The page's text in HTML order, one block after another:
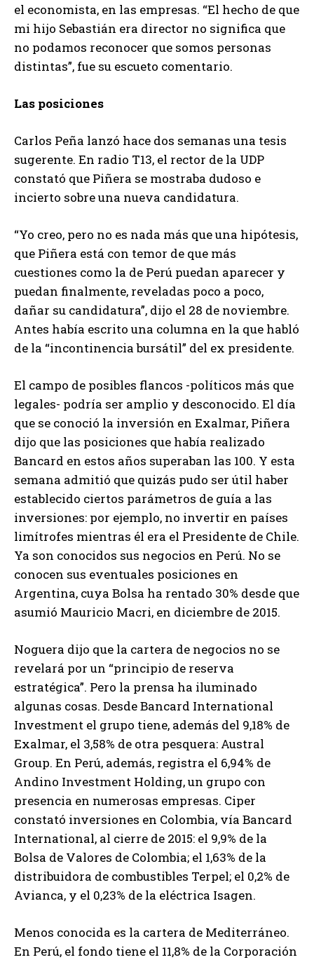
el economista, en las empresas. “El hecho de que
mi hijo Sebastián era director no significa que
no podamos reconocer que somos personas
distintas”, fue su escueto comentario.
Las posiciones
Carlos Peña lanzó hace dos semanas una tesis
sugerente. En radio T13, el rector de la UDP
constató que Piñera se mostraba dudoso e
incierto sobre una nueva candidatura.
“Yo creo, pero no es nada más que una hipótesis,
que Piñera está con temor de que más
cuestiones como la de Perú puedan aparecer y
puedan finalmente, reveladas poco a poco,
dañar su candidatura”, dijo el 28 de noviembre.
Antes había escrito una columna en la que habló
de la “incontinencia bursátil” del ex presidente.
El campo de posibles flancos -políticos más que
legales- podría ser amplio y desconocido. El día
que se conoció la inversión en Exalmar, Piñera
dijo que las posiciones que había realizado
Bancard en estos años superaban las 100. Y esta
semana admitió que quizás pudo ser útil haber
establecido ciertos parámetros de guía a las
inversiones: por ejemplo, no invertir en países
limítrofes mientras él era el Presidente de Chile.
Ya son conocidos sus negocios en Perú. No se
conocen sus eventuales posiciones en
Argentina, cuya Bolsa ha rentado 30% desde que
asumió Mauricio Macri, en diciembre de 2015.
Noguera dijo que la cartera de negocios no se
revelará por un “principio de reserva
estratégica”. Pero la prensa ha iluminado
algunas cosas. Desde Bancard International
Investment el grupo tiene, además del 9,18% de
Exalmar, el 3,58% de otra pesquera: Austral
Group. En Perú, además, registra el 6,94% de
Andino Investment Holding, un grupo con
presencia en numerosas empresas. Ciper
constató inversiones en Colombia, vía Bancard
International, al cierre de 2015: el 9,9% de la
Bolsa de Valores de Colombia; el 1,63% de la
distribuidora de combustibles Terpel; el 0,2% de
Avianca, y el 0,23% de la eléctrica Isagen.
Menos conocida es la cartera de Mediterráneo.
En Perú, el fondo tiene el 11,8% de la Corporación